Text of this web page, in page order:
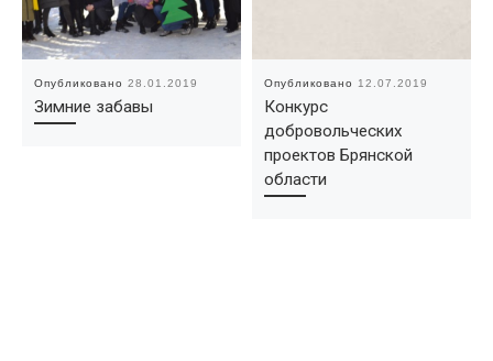
Опубликовано 28.01.2019
Зимние забавы
Опубликовано 12.07.2019
Конкурс
добровольческих
проектов Брянской
области